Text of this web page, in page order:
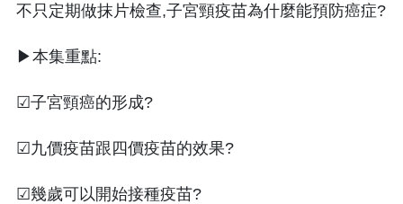
不只定期做抹片檢查,子宮頸疫苗為什麼能預防癌症?
▶本集重點:
☑子宮頸癌的形成?
☑九價疫苗跟四價疫苗的效果?
☑幾歲可以開始接種疫苗?